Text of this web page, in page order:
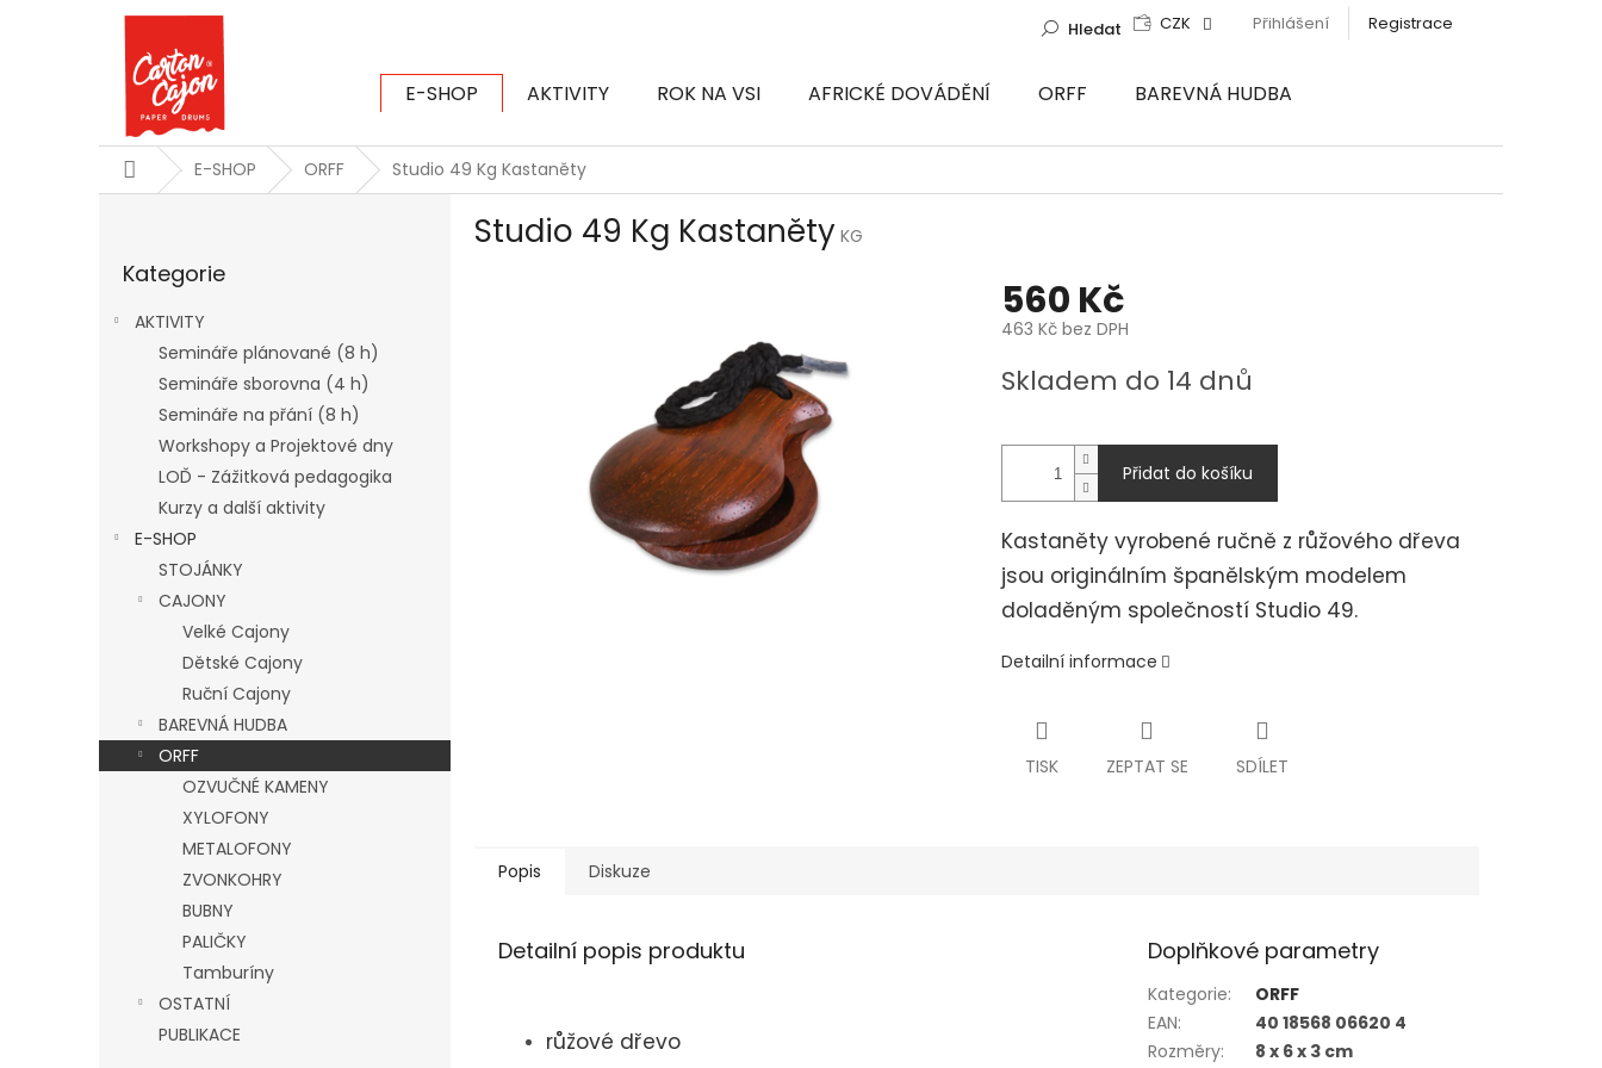
CZK Přihlášení Registrace
Hledat
E-SHOP AKTIVITY ROK NA VSI AFRICKÉ DOVÁDĚNÍ ORFF
BAREVNÁ HUDBA
DomůE-SHOP ORFF Studio 49 Kg Kastaněty
kategorie
Kategorie
AKTIVITY
Semináře plánované (8 h)
Semináře sborovna (4 h)
Semináře na přání (8 h)
Workshopy a Projektové dny
LOĎ - Zážitková pedagogika
Kurzy a další aktivity
E-SHOP
STOJÁNKY
CAJONY
Velké Cajony
Dětské Cajony
Ruční Cajony
BAREVNÁ HUDBA
ORFF
OZVUČNÉ KAMENY
XYLOFONY
METALOFONY
ZVONKOHRY
BUBNY
PALIČKY
Tamburíny
OSTATNÍ
PUBLIKACE
Studio 49 Kg Kastaněty KG
560 Kč
463 Kč bez DPH
cena:
Skladem do 14 dnů
Přidat do košíku
Kastaněty vyrobené ručně z růžového dřeva
jsou originálním španělským modelem
doladěným společností Studio 49.
Detailní informace
TISK ZEPTAT SE SDÍLET
Popis Diskuze
Detailní popis produktu
růžové dřevo
Doplňkové parametry
Kategorie:
ORFF
EAN:
40 18568 06620 4
Rozměry: 8 x 6 x 3 cm